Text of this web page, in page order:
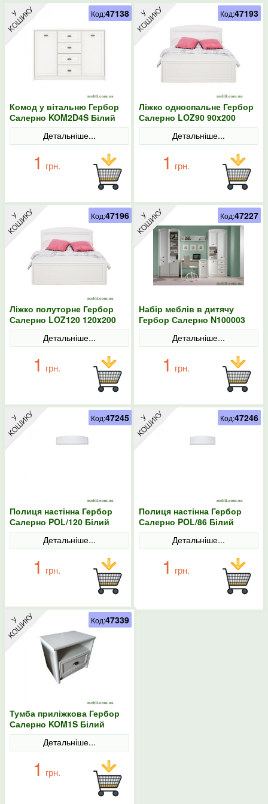
Комод у вітальню Гербор
Салерно KOM2D4S Білий
Детальніше...
1 грн.
Код:47138
Ліжко односпальне Гербор
Салерно LOZ90 90x200
Білий
Детальніше...
1 грн.
Код:47193
Ліжко полуторне Гербор
Салерно LOZ120 120x200
Білий
Детальніше...
1 грн.
Код:47196
Набір меблів в дитячу
Гербор Салерно N100003
Білий
Детальніше...
1 грн.
Код:47227
Полиця настінна Гербор
Салерно POL/120 Білий
Детальніше...
1 грн.
Код:47245
Полиця настінна Гербор
Салерно POL/86 Білий
Детальніше...
1 грн.
Код:47246
Тумба приліжкова Гербор
Салерно KOM1S Білий
Детальніше...
1 грн.
Код:47339